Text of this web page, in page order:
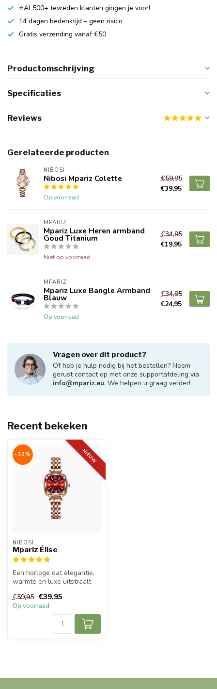
⭐Al 500+ tevreden klanten gingen je voor!
14 dagen bedenktijd – geen risico
Gratis verzending vanaf €50
Productomschrijving
Specificaties
Reviews
Gerelateerde producten
NIBOSI
Nibosi Mpariz Colette
Op voorraad
€59,95
€39,95
MPARIZ
Mpariz Luxe Heren armband
Goud Titanium
Niet op voorraad
€34,95
€19,95
MPARIZ
Mpariz Luxe Bangle Armband
Blauw
Op voorraad
€34,95
€24,95
Vragen over dit product?
Of heb je hulp nodig bij het bestellen? Neem
gerust contact op met onze supportafdeling via
info@mpariz.eu. We helpen u graag verder!
Recent bekeken
NIEUW
-33%
NIBOSI
Mpariz Élise
Een horloge dat elegantie,
warmte en luxe uitstraalt —
€59,95 €39,95
Op voorraad